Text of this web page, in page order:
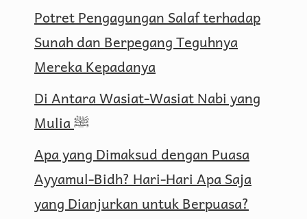
Potret Pengagungan Salaf terhadap
Sunah dan Berpegang Teguhnya
Mereka Kepadanya
Di Antara Wasiat-Wasiat Nabi yang
Mulia ﷺ
Apa yang Dimaksud dengan Puasa
Ayyamul-Bidh? Hari-Hari Apa Saja
yang Dianjurkan untuk Berpuasa?